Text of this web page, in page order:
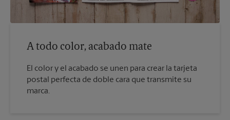
A todo color, acabado mate
El color y el acabado se unen para crear la tarjeta
postal perfecta de doble cara que transmite su
marca.